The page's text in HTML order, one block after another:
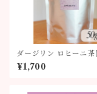
ダージリン ロヒーニ
¥1,700